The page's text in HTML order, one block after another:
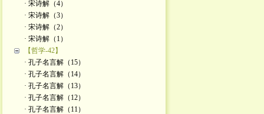
· 宋诗解（4）
· 宋诗解（3）
· 宋诗解（2）
· ​宋诗解（1）
【哲学-42】
· 孔子名言解（15）
· 孔子名言解（14）
· 孔子名言解（13）
· 孔子名言解（12）
· 孔子名言解（11）